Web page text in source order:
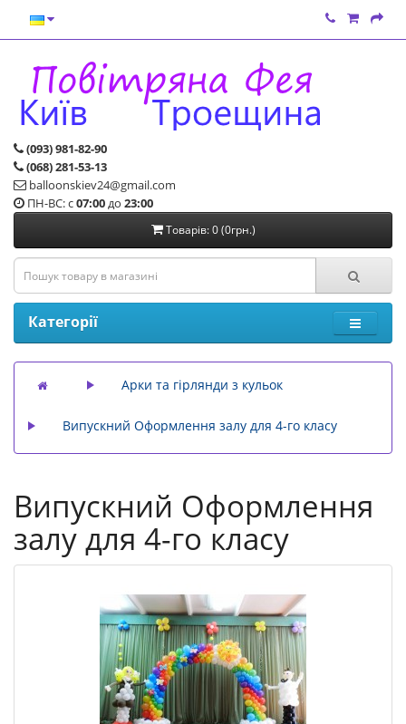
(093) 981-82-90
(068) 281-53-13
balloonskiev24@gmail.com
ПН-ВС: с07:00до 23:00
Товарів: 0 (0грн.)
Категорії
Арки та гірлянди з кульок
Випускний Оформлення залу для 4-го класу
Випускний Оформлення
залу для 4-го класу